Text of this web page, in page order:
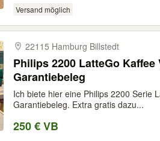
Versand möglich
22115 Hamburg Billstedt
Philips 2200 LatteGo
Garantiebeleg
Ich biete hier eine Philips 2200 Serie
Garantiebeleg. Extra gratis dazu...
250 € VB